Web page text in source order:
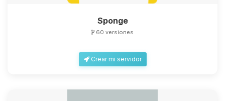
Sponge
60 versiones
Crear mi servidor